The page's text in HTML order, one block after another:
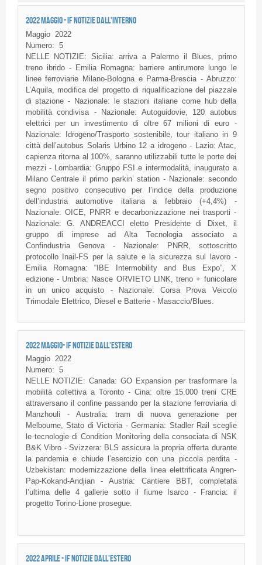
2022 MAGGIO - IF NOTIZIE DALL'INTERNO
Maggio
2022
Numero: 5
NELLE NOTIZIE: Sicilia: arriva a Palermo il Blues, primo
treno ibrido - Emilia Romagna: barriere antirumore lungo le
linee ferroviarie Milano-Bologna e Parma-Brescia - Abruzzo:
L’Aquila, modifica del progetto di riqualificazione del piazzale
di stazione - Nazionale: le stazioni italiane come hub della
mobilità condivisa - Nazionale: Autoguidovie, 120 autobus
elettrici per un investimento di oltre 67 milioni di euro -
Nazionale: Idrogeno/Trasporto sostenibile, tour italiano in 9
città dell’autobus Solaris Urbino 12 a idrogeno - Lazio: Atac,
capienza ritorna al 100%, saranno utilizzabili tutte le porte dei
mezzi - Lombardia: Gruppo FSI e intermodalità, inaugurato a
Milano Centrale il primo parkin’ station - Nazionale: secondo
segno positivo consecutivo per l’indice della produzione
dell’industria automotive italiana a febbraio (+4,4%) -
Nazionale: OICE, PNRR e decarbonizzazione nei trasporti -
Nazionale: G. ANDREACCI eletto Presidente di Dixet, il
gruppo di imprese ad Alta Tecnologia associato a
Confindustria Genova - Nazionale: PNRR, sottoscritto
protocollo Inail-FS per la salute e la sicurezza sul lavoro -
Emilia Romagna: “IBE Intermobility and Bus Expo”, X
edizione - Umbria: Nasce ORVIETO LINK, treno + funicolare
in un unico acquisto - Nazionale: Corsa Prova Veicolo
Trimodale Elettrico, Diesel e Batterie - Masaccio/Blues.
2022 MAGGIO- IF NOTIZIE DALL'ESTERO
Maggio 2022
Numero: 5
NELLE NOTIZIE: Canada: GO Expansion per trasformare la
mobilità collettiva a Toronto - Cina: oltre 15.000 treni CRE
attraversano il confine passando per la stazione ferroviaria di
Manzhouli - Australia: tram di nuova generazione per
Melbourne, Stato di Victoria - Germania: Stadler Rail sceglie
le tecnologie di Condition Monitoring della consociata di NSK
B&K Vibro - Svizzera: BLS assicura la propria offerta durante
la pandemia e chiude l’esercizio con una piccola perdita -
Uzbekistan: modernizzazione della linea elettrificata Angren-
Pap-Kokand-Andjian - Austria: Cantiere BBT, completata
l’ultima delle 4 gallerie sotto il fiume Isarco - Francia: il
progetto Torino-Lione prosegue.
2022 APRILE - IF NOTIZIE DALL'ESTERO